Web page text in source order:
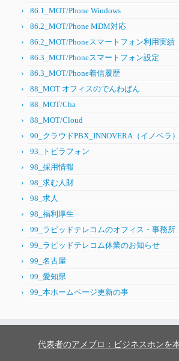
86.1_MOT/Phone Windows
86.2_MOT/Phone MDM対応
86.2_MOT/Phoneスマートフォン利用実績
86.3_MOT/Phoneスマートフォン設定
86.3_MOT/Phone着信履歴
88_MOT オフィスのでんわばん
88_MOT/Cha
88_MOT/Cloud
90_クラウドPBX_INNOVERA（イノベラ）
93_トビラフォン
98_採用情報
98_求む人財
98_求人
98_福利厚生
99_ラピッドテレコムのオフィス・事務所
99_ラピッドテレコム休業のお知らせ
99_名古屋
99_愛知県
99_本ホームページ更新の事
代表者のアメブロ：ビジネスホンを